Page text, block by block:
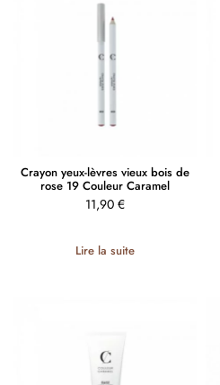
Crayon yeux-lèvres vieux bois de
rose 19 Couleur Caramel
11,90 €
Lire la suite